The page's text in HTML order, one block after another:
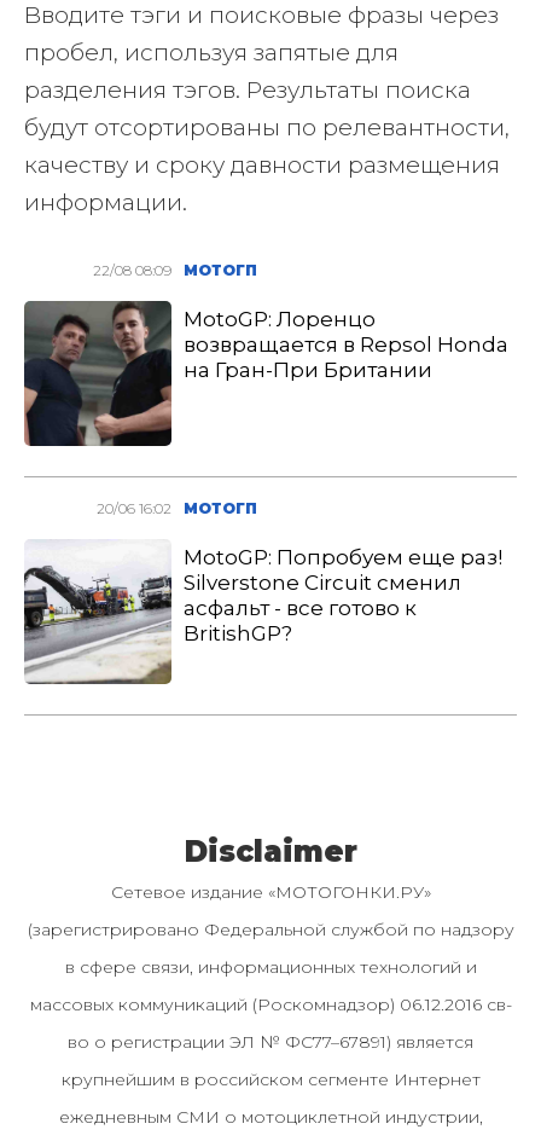
Вводите тэги и поисковые фразы через
пробел, используя запятые для
разделения тэгов. Результаты поиска
будут отсортированы по релевантности,
качеству и сроку давности размещения
информации.
22/08 08:09 МОТОГП
MotoGP: Лоренцо
возвращается в Repsol Honda
на Гран-При Британии
20/06 16:02 МОТОГП
MotoGP: Попробуем еще раз!
Silverstone Circuit сменил
асфальт - все готово к
BritishGP?
Disclaimer
Сетевое издание «МОТОГОНКИ.РУ»
(зарегистрировано Федеральной службой по надзору
в сфере связи, информационных технологий и
массовых коммуникаций (Роскомнадзор) 06.12.2016 св-
во о регистрации ЭЛ № ФС77–67891) является
крупнейшим в российском сегменте Интернет
ежедневным СМИ о мотоциклетной индустрии,